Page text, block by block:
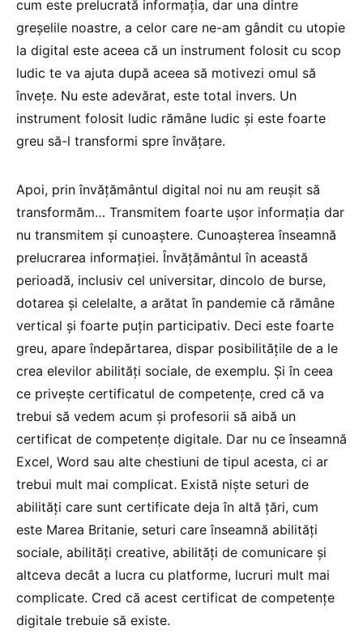
cum este prelucrată informația, dar una dintre
greșelile noastre, a celor care ne-am gândit cu utopie
la digital este aceea că un instrument folosit cu scop
ludic te va ajuta după aceea să motivezi omul să
învețe. Nu este adevărat, este total invers. Un
instrument folosit ludic rămâne ludic și este foarte
greu să-l transformi spre învățare.
Apoi, prin învățământul digital noi nu am reușit să
transformăm… Transmitem foarte ușor informația dar
nu transmitem și cunoaștere. Cunoașterea înseamnă
prelucrarea informației. Învățământul în această
perioadă, inclusiv cel universitar, dincolo de burse,
dotarea și celelalte, a arătat în pandemie că rămâne
vertical și foarte puțin participativ. Deci este foarte
greu, apare îndepărtarea, dispar posibilitățile de a le
crea elevilor abilități sociale, de exemplu. Și în ceea
ce privește certificatul de competențe, cred că va
trebui să vedem acum și profesorii să aibă un
certificat de competențe digitale. Dar nu ce înseamnă
Excel, Word sau alte chestiuni de tipul acesta, ci ar
trebui mult mai complicat. Există niște seturi de
abilități care sunt certificate deja în altă țări, cum
este Marea Britanie, seturi care înseamnă abilități
sociale, abilități creative, abilități de comunicare și
altceva decât a lucra cu platforme, lucruri mult mai
complicate. Cred că acest certificat de competențe
digitale trebuie să existe.